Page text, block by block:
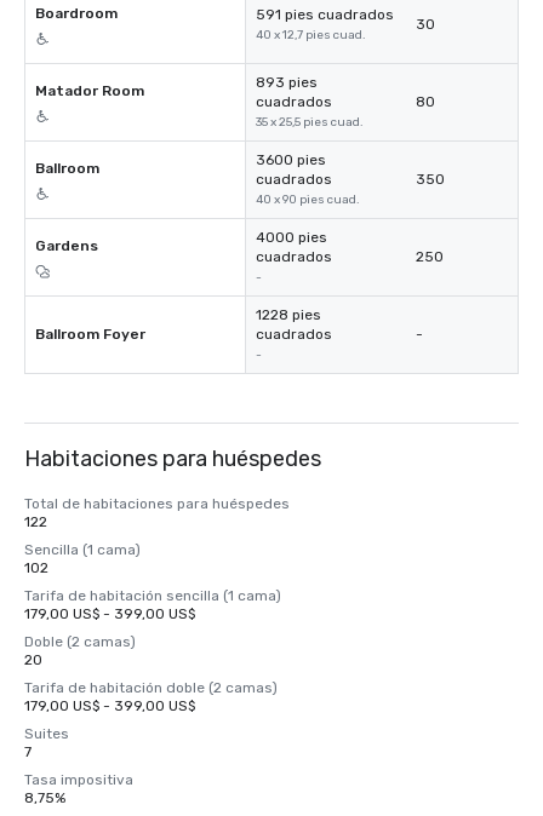
Boardroom 591 pies cuadrados
40 x 12,7 pies cuad.
30
Matador Room
893 pies
cuadrados
35 x 25,5 pies cuad.
80
Ballroom
3600 pies
cuadrados
40 x 90 pies cuad.
350
Gardens
4000 pies
cuadrados
-
250
Ballroom Foyer
1228 pies
cuadrados
-
-
Habitaciones para huéspedes
Total de habitaciones para huéspedes
122
Sencilla (1 cama)
102
Tarifa de habitación sencilla (1 cama)
179,00 US$ - 399,00 US$
Doble (2 camas)
20
Tarifa de habitación doble (2 camas)
179,00 US$ - 399,00 US$
Suites
7
Tasa impositiva
8,75%